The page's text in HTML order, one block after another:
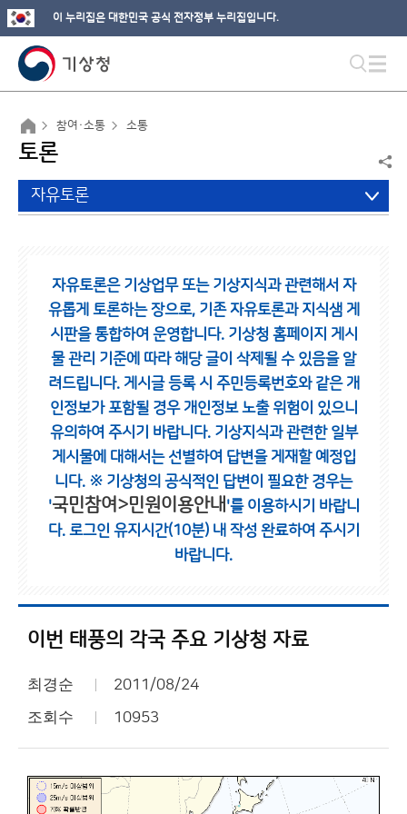
이 누리집은 대한민국 공식 전자정부 누리집입니다.
참여·소통 소통
토론
자유토론
자유토론은 기상업무 또는 기상지식과 관련해서 자
유롭게 토론하는 장으로, 기존 자유토론과 지식샘 게
시판을 통합하여 운영합니다. 기상청 홈페이지 게시
물 관리 기준에 따라 해당 글이 삭제될 수 있음을 알
려드립니다. 게시글 등록 시 주민등록번호와 같은 개
인정보가 포함될 경우 개인정보 노출 위험이 있으니
유의하여 주시기 바랍니다. 기상지식과 관련한 일부
게시물에 대해서는 선별하여 답변을 게재할 예정입
니다. ※ 기상청의 공식적인 답변이 필요한 경우는
'국민참여>민원이용안내 '를 이용하시기 바랍니
다. 로그인 유지시간(10분) 내 작성 완료하여 주시기
바랍니다.
이번 태풍의 각국 주요 기상청 자료
최경순 2011/08/24
조회수 10953